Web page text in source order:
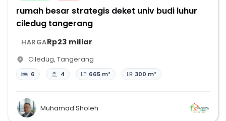
rumah besar strategis deket univ budi luhur
ciledug tangerang
HARGARp23 miliar
Ciledug, Tangerang
6 4 LT: 665 m² LB: 300 m²
Muhamad Sholeh